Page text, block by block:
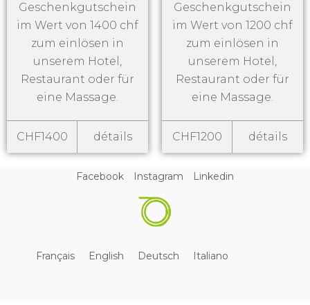
Geschenkgutschein
im Wert von 1400 chf
zum einlösen in
unserem Hotel,
Restaurant oder für
eine Massage.
CHF1400 détails
Geschenkgutschein
im Wert von 1200 chf
zum einlösen in
unserem Hotel,
Restaurant oder für
eine Massage.
CHF1200 détails
Français English Deutsch Italiano
Facebook Instagram Linkedin